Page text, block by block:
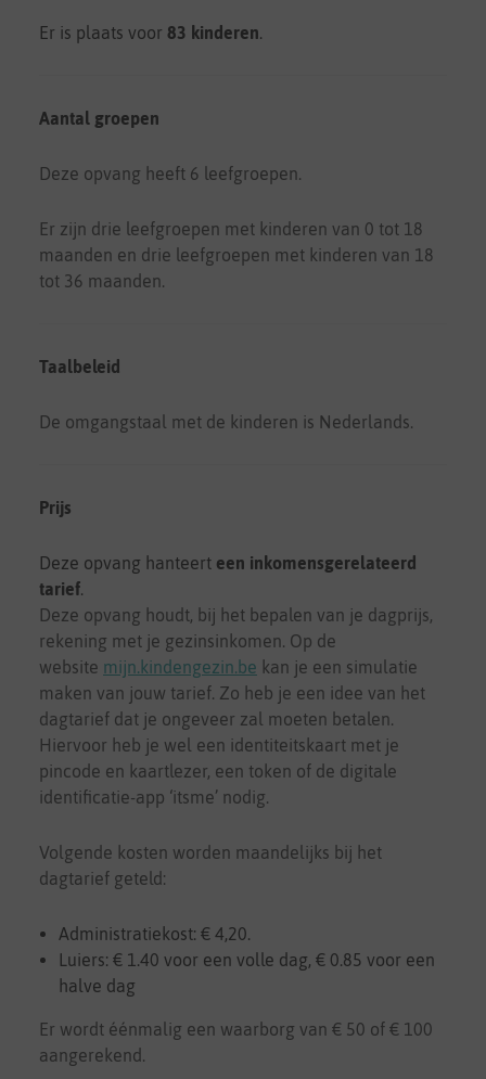
Er is plaats voor 83 kinderen.
Aantal groepen
Deze opvang heeft 6 leefgroepen.
Er zijn drie leefgroepen met kinderen van 0 tot 18
maanden en drie leefgroepen met kinderen van 18
tot 36 maanden.
Taalbeleid
De omgangstaal met de kinderen is Nederlands.
Prijs
Deze opvang hanteert een inkomensgerelateerd
tarief.
Deze opvang houdt, bij het bepalen van je dagprijs,
rekening met je gezinsinkomen. Op de
website mijn.kindengezin.be kan je een simulatie
maken van jouw tarief. Zo heb je een idee van het
dagtarief dat je ongeveer zal moeten betalen.
Hiervoor heb je wel een identiteitskaart met je
pincode en kaartlezer, een token of de digitale
identificatie-app ‘itsme’ nodig.
Volgende kosten worden maandelijks bij het
dagtarief geteld:
Administratiekost: € 4,20.
Luiers: € 1.40 voor een volle dag, € 0.85 voor een
halve dag
Er wordt éénmalig een waarborg van € 50 of € 100
aangerekend.